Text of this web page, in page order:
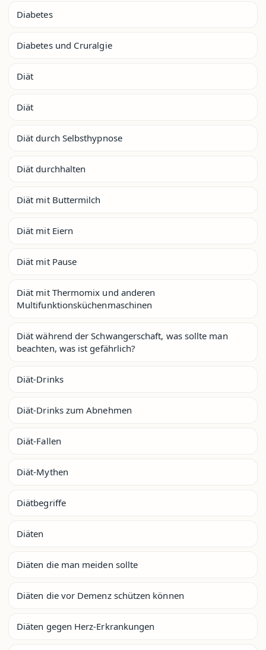
Diabetes
Diabetes und Cruralgie
Diät
Diät
Diät durch Selbsthypnose
Diät durchhalten
Diät mit Buttermilch
Diät mit Eiern
Diät mit Pause
Diät mit Thermomix und anderen
Multifunktionsküchenmaschinen
Diät während der Schwangerschaft, was sollte man
beachten, was ist gefährlich?
Diät-Drinks
Diät-Drinks zum Abnehmen
Diät-Fallen
Diät-Mythen
Diätbegriffe
Diäten
Diäten die man meiden sollte
Diäten die vor Demenz schützen können
Diäten gegen Herz-Erkrankungen